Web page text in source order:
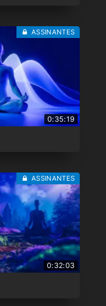
0:35:19
ASSINANTES
0:32:03
ASSINANTES